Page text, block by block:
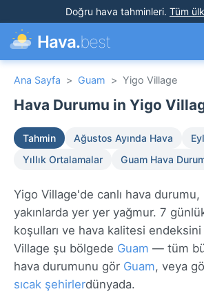
Doğru hava tahminleri. Tüm
Hava.best
Ana Sayfa > Guam > Yigo Village
Hava Durumu in Yigo
Tahmin Ağustos Ayında Hava
Yıllık Ortalamalar
Guam Hava
Yigo Village'de canlı hava
yakınlarda yer yer yağmur. 7
koşulları ve hava kalitesi
Village şu bölgede Guam — tüm
hava durumunu gör Guam, veya
sıcak şehirlerdünyada.